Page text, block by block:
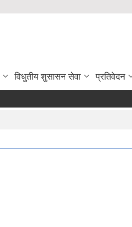
विधुतीय शुसासन सेवा प्रतिवेदन